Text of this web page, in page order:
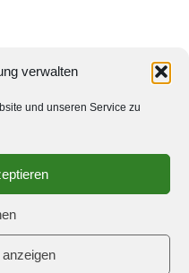
verwalten
und unseren Service zu